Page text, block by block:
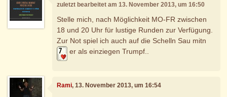
zuletzt bearbeitet am 13. November 2013, um 16:50
Stelle mich, nach Möglichkeit MO-FR zwischen
18 und 20 Uhr für lustige Runden zur Verfügung.
Zur Not spiel ich auch auf die Schelln Sau mitn
er als einziegen Trumpf..
Rami, 13. November 2013, um 16:54